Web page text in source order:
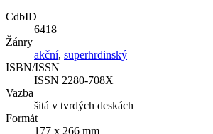
CdbID
6418
Žánry
akční, superhrdinský
ISBN/ISSN
ISSN 2280-708X
Vazba
šitá v tvrdých deskách
Formát
177 x 266 mm